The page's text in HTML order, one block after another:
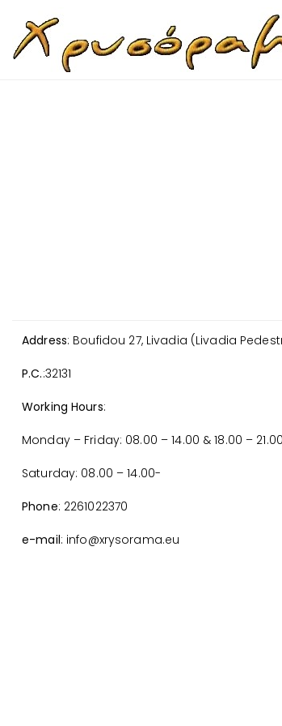
Address: Boufidou 27, Livadia (Livadia
P.C.:32131
Working Hours:
Monday – Friday: 08.00 – 14.00 & 18.00 – 21.00
Saturday: 08.00 – 14.00-
Phone: 2261022370
e-mail: info@xrysorama.eu